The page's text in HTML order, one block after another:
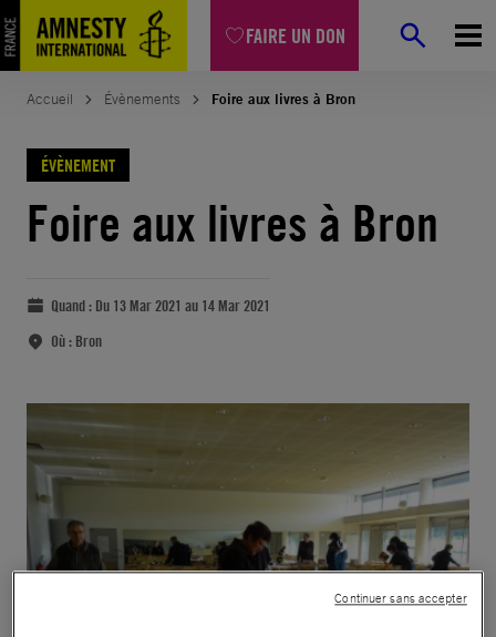
FAIRE UN DON
Accueil Évènements Foire aux livres à Bron
ÉVÈNEMENT
Foire aux livres à Bron
Quand : Du 13 Mar 2021 au 14 Mar 2021
Où : Bron
Continuer sans accepter